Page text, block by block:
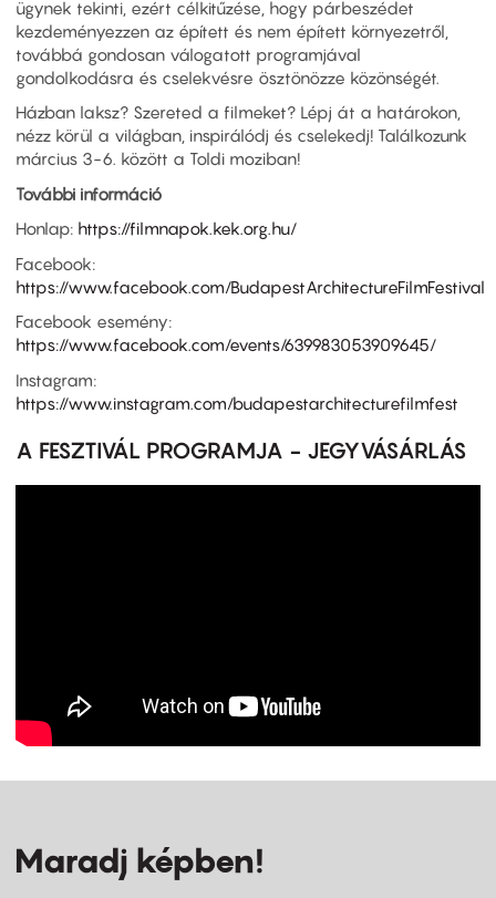
ügynek tekinti, ezért célkitűzése, hogy párbeszédet
kezdeményezzen az épített és nem épített környezetről,
továbbá gondosan válogatott programjával
gondolkodásra és cselekvésre ösztönözze közönségét.
Házban laksz? Szereted a filmeket? Lépj át a határokon,
nézz körül a világban, inspirálódj és cselekedj! Találkozunk
március 3-6. között a Toldi moziban!
További információ
Honlap: https://filmnapok.kek.org.hu/
Facebook:
https://www.facebook.com/BudapestArchitectureFilmFestival
Facebook esemény:
https://www.facebook.com/events/639983053909645/
Instagram:
https://www.instagram.com/budapestarchitecturefilmfest
A FESZTIVÁL PROGRAMJA - JEGYVÁSÁRLÁS
Maradj képben!